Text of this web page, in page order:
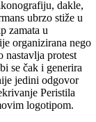
dakle,
ubrzo stiže u
zamata u
organizirana nego
nastavlja protest
se čak i generira
jedini odgovor
Peristila
logotipom.